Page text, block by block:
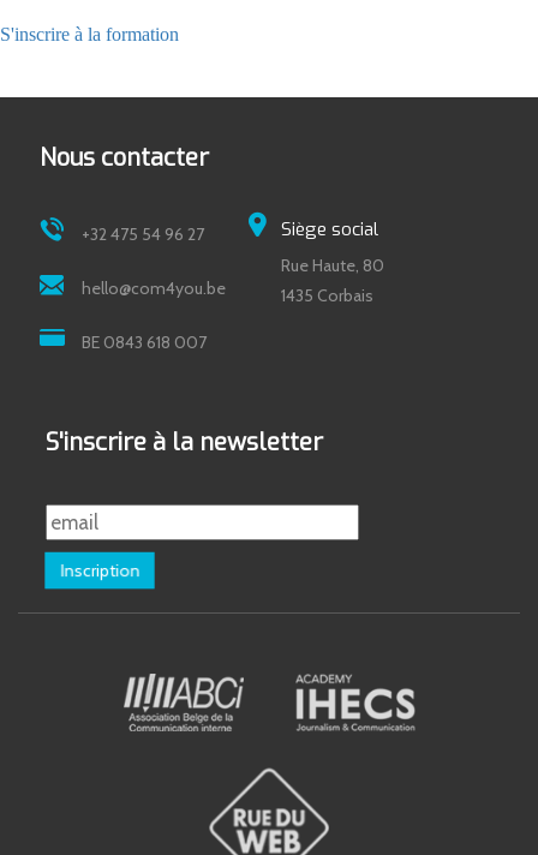
S'inscrire à la formation
Nous contacter
+32 475 54 96 27
hello@com4you.be
BE 0843 618 007
Siège social
Rue Haute, 80
1435 Corbais
S'inscrire à la newsletter
Inscription